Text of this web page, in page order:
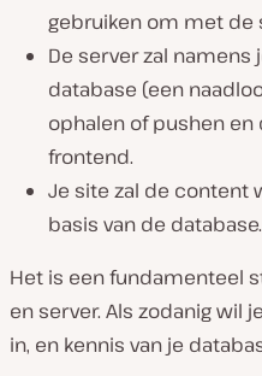
gebruiken om met de
De server zal namens
database (een
ophalen of pushen en
frontend.
Je site zal de content
basis van de database.
Het is een fundamenteel
en server. Als zodanig wil
in, en kennis van je